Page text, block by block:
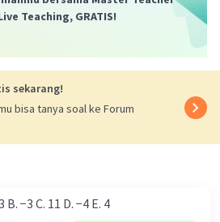
Teaching, GRATIS!
sekarang!
bisa tanya soal ke Forum
|−7+4|=… A. 3 B. −3 C. 11 D. −4 E. 4